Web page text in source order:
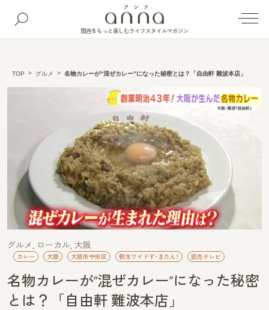
関西をもっと楽しむライフスタイルマガジン
TOP グルメ 名物カレーが“混ぜカレー”になった秘密とは？「自由軒 難波本店」
グルメ ローカル 大阪
カレー 大阪 大阪市中央区 朝生ワイドす・またん！ 読売テレビ
名物カレーが“混ぜカレー”になった秘密
とは？「自由軒 難波本店」